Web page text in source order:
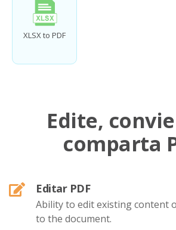
XLSX to PDF
Edite,
comparta
Editar PDF
Ability to edit existing content
to the document.